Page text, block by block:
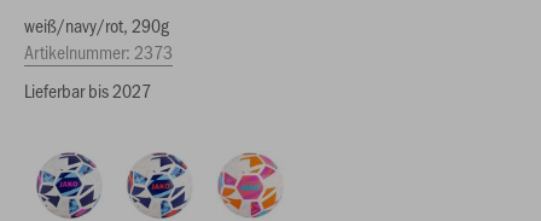
weiß/navy/rot, 290g
Artikelnummer: 2373
Lieferbar bis 2027